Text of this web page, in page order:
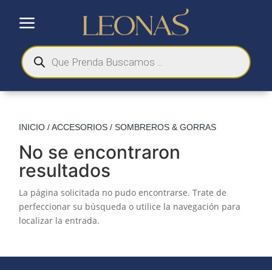
a
Búsqueda
de
productos
INICIO /ACCESORIOS / SOMBREROS & GORRAS
No se encontraron
resultados
La página solicitada no pudo encontrarse. Trate de
perfeccionar su búsqueda o utilice la navegación para
localizar la entrada.